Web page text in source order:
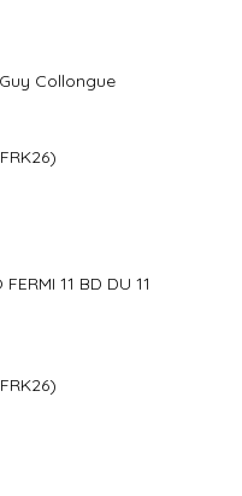
Collongue
11 BD DU 11